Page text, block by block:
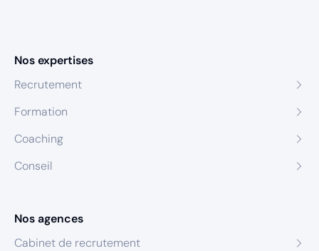
Nos expertises
Recrutement
Formation
Coaching
Conseil
Nos agences
Cabinet de recrutement